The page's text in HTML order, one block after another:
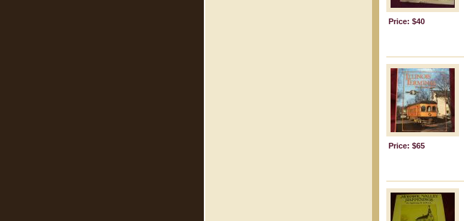
Price: $40
Price: $65